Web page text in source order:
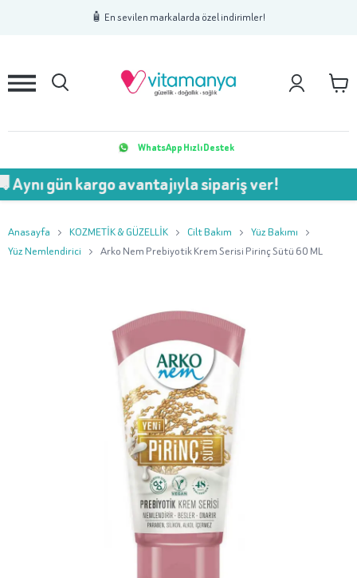
🧴 En sevilen markalarda özel indirimler!
2 3
WhatsApp Hızlı Destek
kargo avantajıyla sipariş ver!
Anasayfa KOZMETİK & GÜZELLİK Cilt Bakım
Yüz Bakımı
Yüz Nemlendirici
Arko Nem Prebiyotik Krem Serisi Pirinç Sütü 60 ML